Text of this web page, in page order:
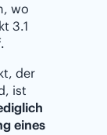
wo
3.1
der
ist
eines